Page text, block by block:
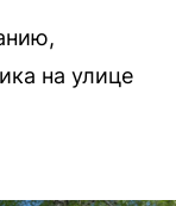
на улице